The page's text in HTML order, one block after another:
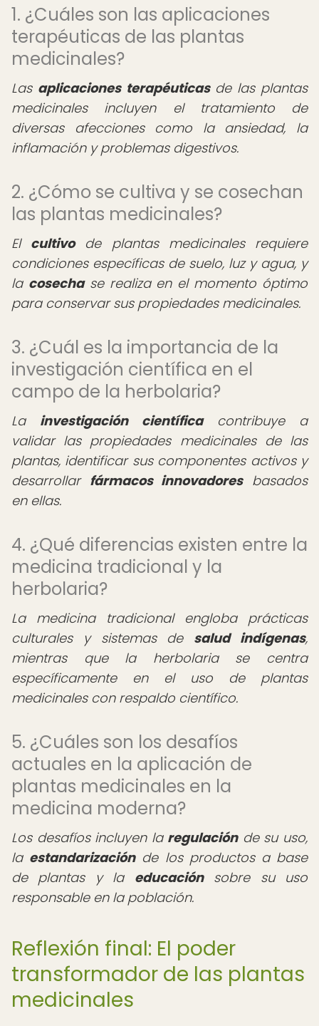
1. ¿Cuáles son las aplicaciones
terapéuticas de las plantas
medicinales?
Las aplicaciones terapéuticasde las plantas
medicinales incluyen el tratamiento de
diversas afecciones como la ansiedad, la
inflamación y problemas digestivos.
2. ¿Cómo se cultiva y se cosechan
las plantas medicinales?
El cultivode plantas medicinales requiere
condiciones específicas de suelo, luz y agua, y
la cosechase realiza en el momento óptimo
para conservar sus propiedades medicinales.
3. ¿Cuál es la importancia de la
investigación científica en el
campo de la herbolaria?
La investigación científicacontribuye a
validar las propiedades medicinales de las
plantas, identificar sus componentes activos y
desarrollar fármacos innovadoresbasados
en ellas.
4. ¿Qué diferencias existen entre la
medicina tradicional y la
herbolaria?
La medicina tradicional engloba prácticas
culturales y sistemas de salud indígenas,
mientras que la herbolaria se centra
específicamente en el uso de plantas
medicinales con respaldo científico.
5. ¿Cuáles son los desafíos
actuales en la aplicación de
plantas medicinales en la
medicina moderna?
Los desafíos incluyen la regulaciónde su uso,
la estandarizaciónde los productos a base
de plantas y la educaciónsobre su uso
responsable en la población.
Reflexión final: El poder
transformador de las plantas
medicinales